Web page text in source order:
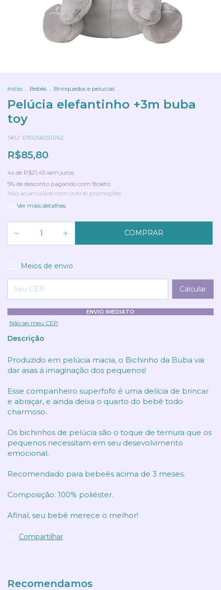
Início . Bebês . Brinquedos e pelucias .
Pelúcia elefantinho +3m buba
toy
SKU: 019056051062
R$85,80
4x de R$21,45 sem juros
5% de desconto pagando com Boleto
Não acumulável com outras promoções
Ver mais detalhes
Meios de envio
Entregas para o CEP:
Calcular
ENVIO IMEDIATO
Não sei meu CEP
Descrição
Produzido em pelúcia macia, o Bichinho da Buba vai
dar asas á imaginação dos pequenos!
Esse companheiro superfofo é uma delícia de brincar
e abraçar, e ainda deixa o quarto do bebê todo
charmoso.
Os bichinhos de pelúcia são o toque de ternura que os
pequenos necessitam em seu desevolvimento
emocional.
Recomendado para bebeês acima de 3 meses.
Composição: 100% poliéster.
Afinal, seu bebê merece o melhor!
Compartilhar
Recomendamos